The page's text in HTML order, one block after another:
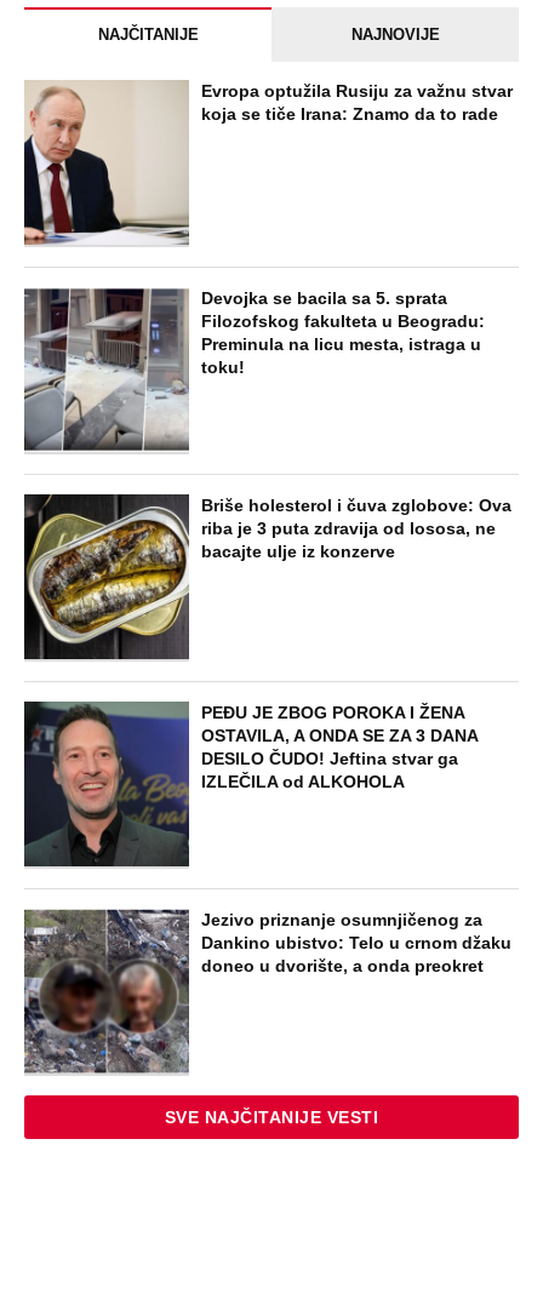
NAJČITANIJE NAJNOVIJE
Evropa optužila Rusiju za važnu stvar
koja se tiče Irana: Znamo da to rade
Devojka se bacila sa 5. sprata
Filozofskog fakulteta u Beogradu:
Preminula na licu mesta, istraga u
toku!
Briše holesterol i čuva zglobove: Ova
riba je 3 puta zdravija od lososa, ne
bacajte ulje iz konzerve
PEĐU JE ZBOG POROKA I ŽENA
OSTAVILA, A ONDA SE ZA 3 DANA
DESILO ČUDO! Jeftina stvar ga
IZLEČILA od ALKOHOLA
Jezivo priznanje osumnjičenog za
Dankino ubistvo: Telo u crnom džaku
doneo u dvorište, a onda preokret
SVE NAJČITANIJE VESTI